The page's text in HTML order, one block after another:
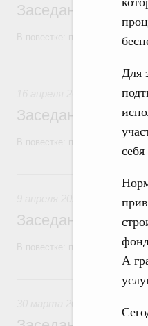
Для
себя
А
Заседание
В повестке: проекты
Заседание
Заседание
В повестке: проекты